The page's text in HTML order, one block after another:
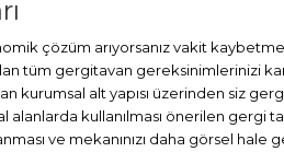
çözüm arıyorsanız vakit
tüm gergitavan gereksinimlerinizi
kurumsal alt yapısı üzerinden siz
kullanılması önerilen gergi
ve mekanınızı daha görsel